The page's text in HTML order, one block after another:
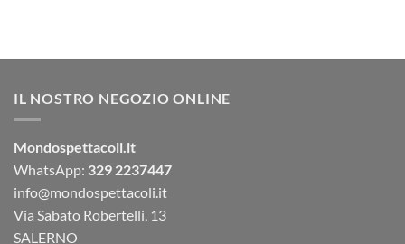
IL NOSTRO NEGOZIO ONLINE
Mondospettacoli.it
WhatsApp: 329 2237447
info@mondospettacoli.it
Via Sabato Robertelli, 13
SALERNO